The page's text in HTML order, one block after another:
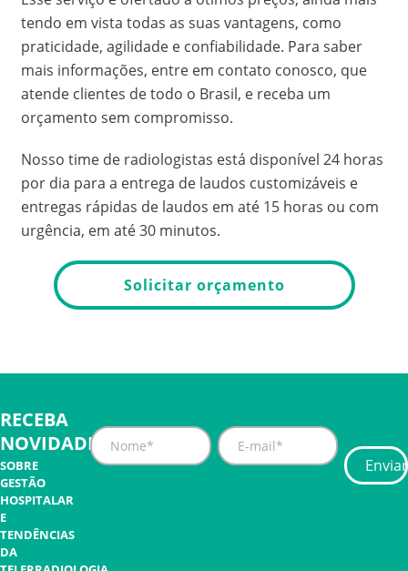
tendo em vista todas as suas vantagens, como
praticidade, agilidade e confiabilidade. Para saber
mais informações, entre em contato conosco, que
atende clientes de todo o Brasil, e receba um
orçamento sem compromisso.
Nosso time de radiologistas está disponível 24 horas
por dia para a entrega de laudos customizáveis e
entregas rápidas de laudos em até 15 horas ou com
urgência, em até 30 minutos.
Solicitar orçamento
RECEBA
NOVIDADES
SOBRE
GESTÃO
HOSPITALAR
E
TENDÊNCIAS
DA